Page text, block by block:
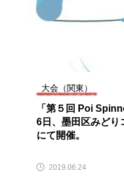
大会（関東）
「第５回 Poi
6日、墨田区みどり
にて開催。
2019.06.24